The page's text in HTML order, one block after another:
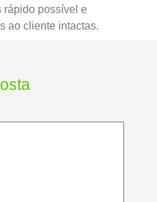
rápido possível e
ao cliente intactas.